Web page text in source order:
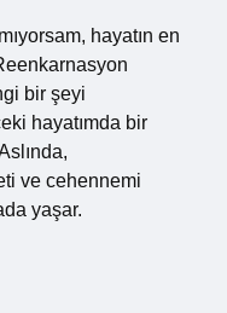
hayatın en
bir şeyi
hayatımda bir
ve cehennemi
yaşar.